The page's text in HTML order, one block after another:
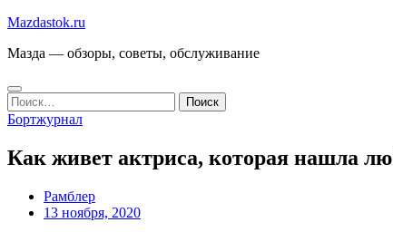
Перейти
содержимому
Mazdastok.ru
Мазда — обзоры, советы, обслуживание
Найти:
Бортжурнал
Как живет актриса, которая нашла
Рамблер
13 ноября, 2020